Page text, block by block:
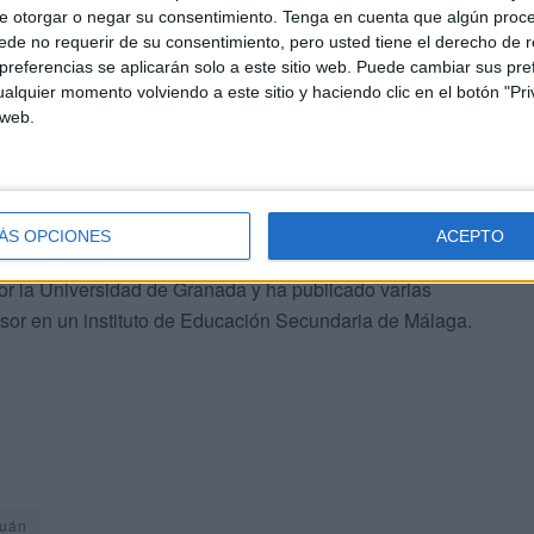
otorgar o negar su consentimiento. Tenga en cuenta que algún
no requerir de su consentimiento, pero usted tiene el derecho de
se aplicarán solo a este sitio web. Puede cambiar sus
momento volviendo a este sitio y haciendo clic en el botón
OPCIONES ACEPTO
de España tampoco fueron tantas “más allá de los
estratégica “no podía ser tratada como un
39 años, pero su padre es ceutí y perteneció al
la ciudad en numerosas ocasiones. El apellido es
un húngaro que terminó por ingresar en la Legión y
la Universidad de Granada y ha publicado varias
en un instituto de Educación Secundaria de Málaga.